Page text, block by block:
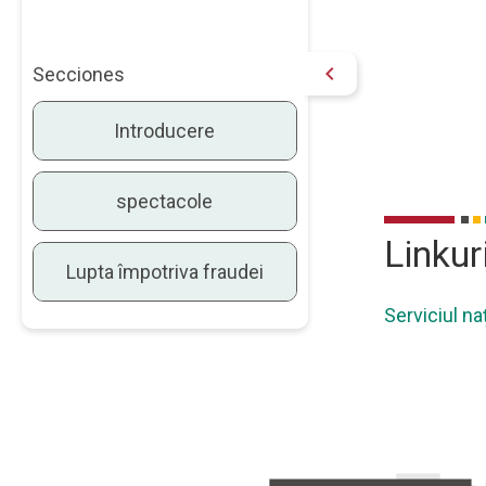
Secciones chevron_right
Introducere
spectacole
Lupta împotriva fraudei
Serviciul